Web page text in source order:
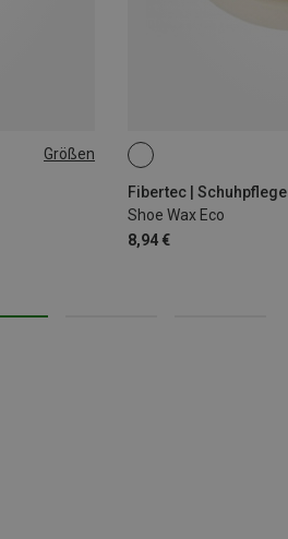
Größen
Fibertec | Schuhpflege
Shoe Wax Eco
8,94 €
100ML